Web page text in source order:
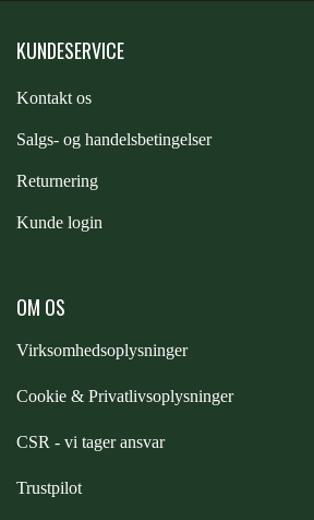
PREMIER EQUINE
KUNDESERVICE
Kontakt os
Salgs- og handelsbetingelser
Returnering
Kunde login
OM OS
Virksomhedsoplysninger
Cookie & Privatlivsoplysninger
CSR - vi tager ansvar
Trustpilot